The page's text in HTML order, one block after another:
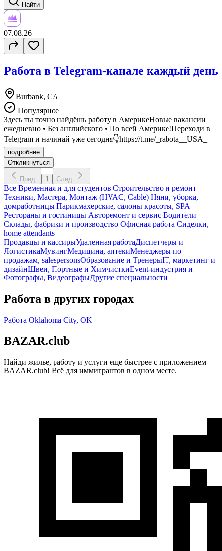
Найти
07.08.26
Работа в Telegram-канале каждый день
Burbank, CA
Популярное
Здесь ты точно найдёшь работу в АмерикеНовые вакансии
ежедневно • Без английского • По всей Америке!Переходи в
Telegram и начинай уже сегодня👇https://t.me/_rabota__USA_
подробнее
Откликнуться
Пред. 1 След.
Все Временная и для студентов Строительство и ремонт
Техники, Мастера, Монтаж (HVAC, Cable) Няни, уборка,
домработницы Парикмахерские, салоны красоты, SPA
Рестораны и гостиницы Авторемонт и cервис Водители
Склады, фабрики и производство Офисная работа Сиделки,
home attendants
Продавцы и кассирыУдаленная работаДиспетчеры и
ЛогистикаМувингМедицина, аптекиМенеджеры по
продажам, salespersonsОбразование и ТренерыIT, маркетинг и
дизайнШвеи, Портные и ХимчисткиEvent-индустрия и
Фотографы, ВидеографыДругие специальности
Работа в других городах
Работа Oklahoma City, OK
BAZAR.club
Найди жилье, работу и услуги еще быстрее с приложением
BAZAR.club! Всё для иммигрантов в одном месте.